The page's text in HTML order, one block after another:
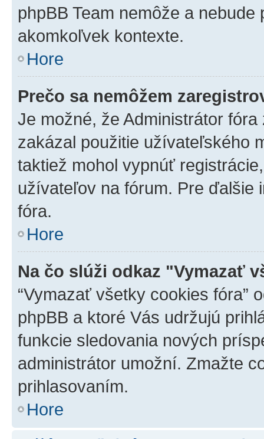
phpBB Team nemôže a
akomkoľvek kontexte.
Hore
Prečo sa nemôžem
Je možné, že Administrátor
zakázal použitie užívateľského
taktiež mohol vypnúť
užívateľov na fórum. Pre ďalšie
fóra.
Hore
Na čo slúži odkaz "Vymazať
“Vymazať všetky cookies fóra”
phpBB a ktoré Vás udržujú
funkcie sledovania nových
administrátor umožní. Zmažte
prihlasovaním.
Hore